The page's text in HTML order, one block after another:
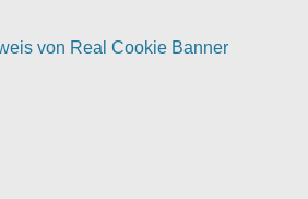
von Real Cookie Banner